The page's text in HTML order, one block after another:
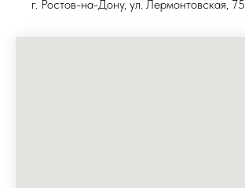
г. Ростов-на-Дону, ул. Лермонтовская, 75